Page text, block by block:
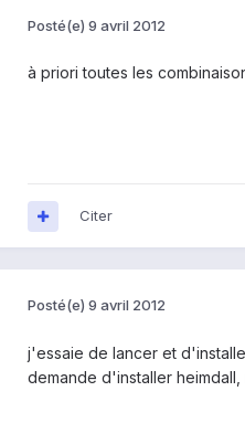
Posté(e) 9 avril 2012
à priori toutes les
Citer
Posté(e) 9 avril 2012
j'essaie de lancer et
demande d'installer